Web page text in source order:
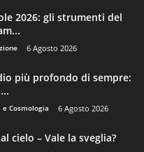
2026: gli strumenti del
6 Agosto 2026
più profondo di sempre:
Cosmologia 6 Agosto 2026
cielo – Vale la sveglia?